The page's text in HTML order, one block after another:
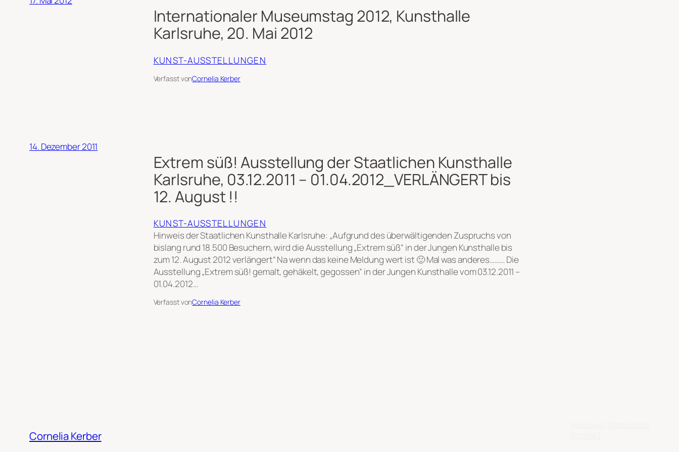
Internationaler Museumstag 2012, Kunsthalle
Karlsruhe, 20. Mai 2012
KUNST-AUSSTELLUNGEN
Verfasst vonCornelia Kerber
14. Dezember 2011
Extrem süß! Ausstellung der Staatlichen Kunsthalle
Karlsruhe, 03.12.2011 – 01.04.2012_VERLÄNGERT bis
12. August !!
KUNST-AUSSTELLUNGEN
Hinweis der Staatlichen Kunsthalle Karlsruhe: „Aufgrund des überwältigenden Zuspruchs von
bislang rund 18.500 Besuchern, wird die Ausstellung „Extrem süß“ in der Jungen Kunsthalle bis
zum 12. August 2012 verlängert“ Na wenn das keine Meldung wert ist 🙂 Mal was anderes……… Die
Ausstellung „Extrem süß! gemalt, gehäkelt, gegossen“ in der Jungen Kunsthalle vom 03.12.2011 –
01.04.2012…
Verfasst vonCornelia Kerber
Cornelia Kerber